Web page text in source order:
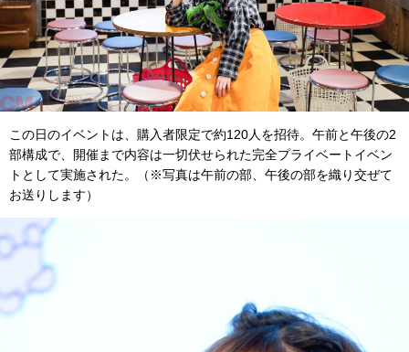
この日のイベントは、購入者限定で約120人を招待。午前と午後の2
部構成で、開催まで内容は一切伏せられた完全プライベートイベン
トとして実施された。（※写真は午前の部、午後の部を織り交ぜて
お送りします）